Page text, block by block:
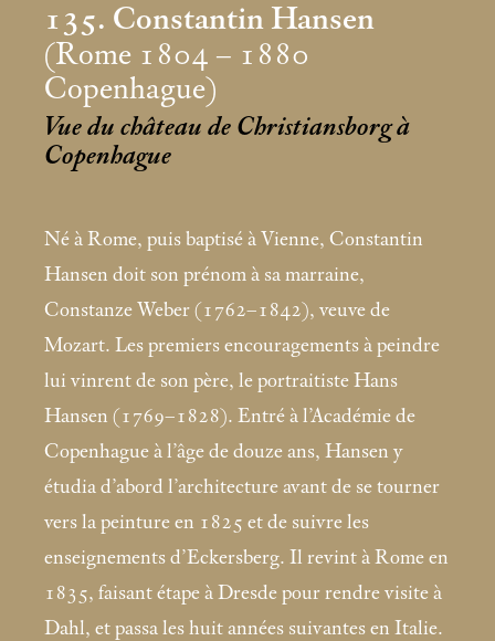
135. Constantin Hansen
(Rome 1804 – 1880
Copenhague)
Vue du château de Christiansborg à
Copenhague
Né à Rome, puis baptisé à Vienne, Constantin
Hansen doit son prénom à sa marraine,
Constanze Weber (1762–1842), veuve de
Mozart. Les premiers encouragements à peindre
lui vinrent de son père, le portraitiste Hans
Hansen (1769–1828). Entré à l’Académie de
Copenhague à l’âge de douze ans, Hansen y
étudia d’abord l’architecture avant de se tourner
vers la peinture en 1825 et de suivre les
enseignements d’Eckersberg. Il revint à Rome en
1835, faisant étape à Dresde pour rendre visite à
Dahl, et passa les huit années suivantes en Italie.